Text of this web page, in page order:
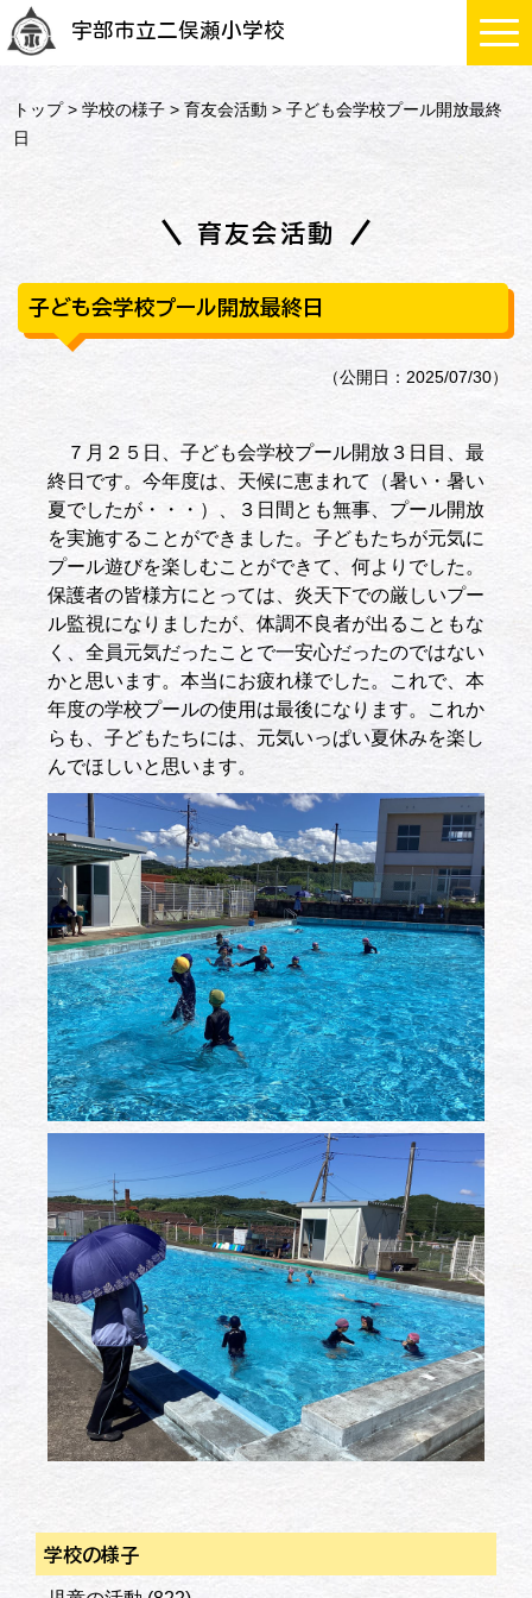
宇部市立二俣瀬小学校
トップ>学校の様子 >育友会活動 > 子ども会学校プール開放最終
日
育友会活動
子ども会学校プール開放最終日
（公開日：2025/07/30）
７月２５日、子ども会学校プール開放３日目、最
終日です。今年度は、天候に恵まれて（暑い・暑い
夏でしたが・・・）、３日間とも無事、プール開放
を実施することができました。子どもたちが元気に
プール遊びを楽しむことができて、何よりでした。
保護者の皆様方にとっては、炎天下での厳しいプー
ル監視になりましたが、体調不良者が出ることもな
く、全員元気だったことで一安心だったのではない
かと思います。本当にお疲れ様でした。これで、本
年度の学校プールの使用は最後になります。これか
らも、子どもたちには、元気いっぱい夏休みを楽し
んでほしいと思います。
学校の様子